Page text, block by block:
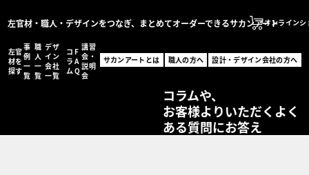
左官材・職人・デザインをつなぎ、まとめてオーダーできるサカンアートオンラインシ
左官
材を
探す
事
例
一
覧
職
人
一
覧
デザ
イン
会社
一覧
コ
ラ
ム
F
A
Q
講習
会・
説明
会
サカンアートとは 職人の方へ 設計・デザイン会社の方へ
サカンアートとは
職人の方へ
設計・デザイン会社の
オンラインショッ
コラムや、
お客様よりいただくよく
ある質問にお答え